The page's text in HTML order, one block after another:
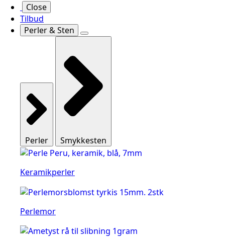
Close
Tilbud
Perler & Sten
Perler Smykkesten
Keramikperler
Perlemor